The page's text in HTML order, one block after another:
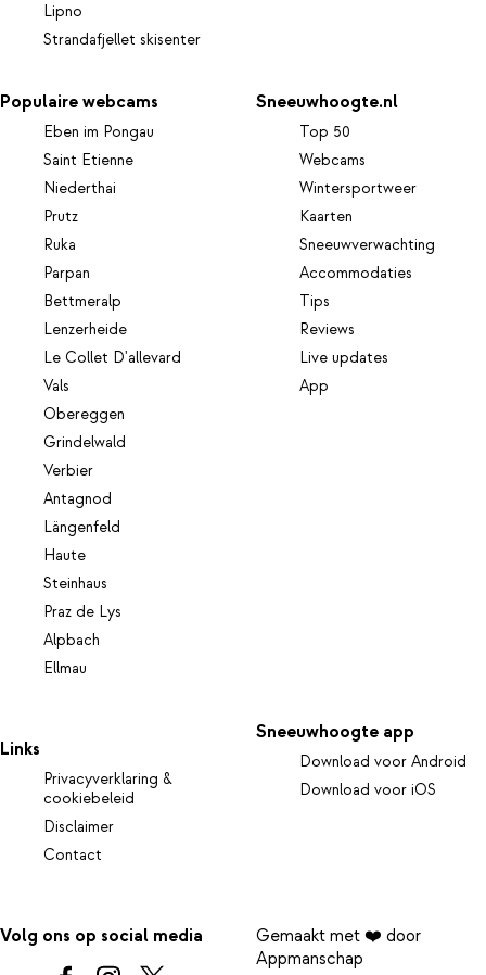
Lipno
Strandafjellet skisenter
Populaire webcams
Eben im Pongau
Saint Etienne
Niederthai
Prutz
Ruka
Parpan
Bettmeralp
Lenzerheide
Le Collet D'allevard
Vals
Obereggen
Grindelwald
Verbier
Antagnod
Längenfeld
Haute
Steinhaus
Praz de Lys
Alpbach
Ellmau
Sneeuwhoogte.nl
Top 50
Webcams
Wintersportweer
Kaarten
Sneeuwverwachting
Accommodaties
Tips
Reviews
Live updates
App
Links
Privacyverklaring &
cookiebeleid
Disclaimer
Contact
Sneeuwhoogte app
Download voor Android
Download voor iOS
Volg ons op social media
Gemaakt met ❤️ door
Appmanschap